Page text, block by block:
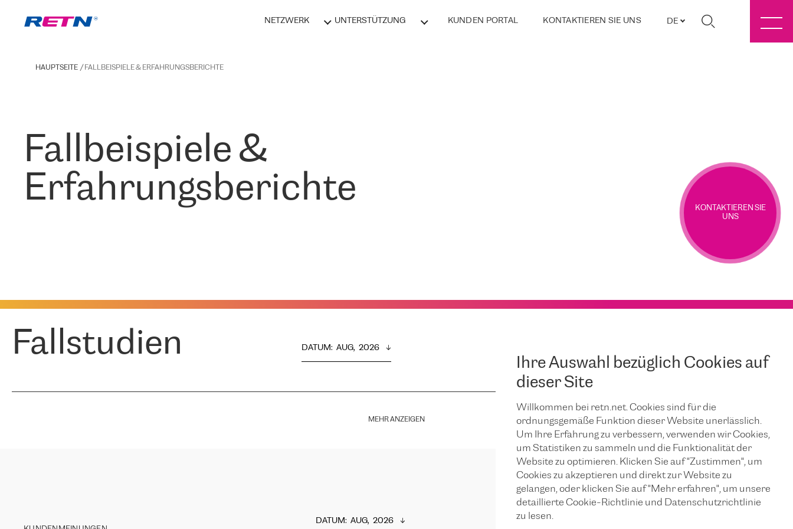
NETZWERK UNTERSTÜTZUNG KUNDEN PORTAL KONTAKTIEREN SIE UNS DE
Ihre Auswahl bezüglich Cookies auf
dieser Site
Willkommen bei retn.net. Cookies sind für die
ordnungsgemäße Funktion dieser Website unerlässlich.
Um Ihre Erfahrung zu verbessern, verwenden wir Cookies,
um Statistiken zu sammeln und die Funktionalität der
Website zu optimieren. Klicken Sie auf "Zustimmen", um
Cookies zu akzeptieren und direkt zur Website zu
gelangen, oder klicken Sie auf "Mehr erfahren", um unsere
detaillierte Cookie-Richtlinie und Datenschutzrichtlinie
zu lesen.
HAUPTSEITE FALLBEISPIELE & ERFAHRUNGSBERICHTE
Fallbeispiele &
Erfahrungsberichte
KONTAKTIEREN SIE
UNS
Fallstudien DATUM: AUG,  2026
MEHR ANZEIGEN
DATUM: AUG,  2026